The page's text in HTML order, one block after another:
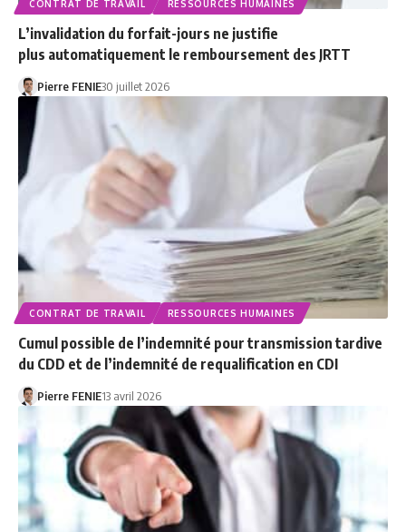
CONTRAT DE TRAVAIL RESSOURCES HUMAINES
L’invalidation du forfait-jours ne justifie
plus automatiquement le remboursement des JRTT
Pierre FENIE30 juillet 2026
CONTRAT DE TRAVAIL RESSOURCES HUMAINES
Cumul possible de l’indemnité pour transmission tardive
du CDD et de l’indemnité de requalification en CDI
Pierre FENIE13 avril 2026